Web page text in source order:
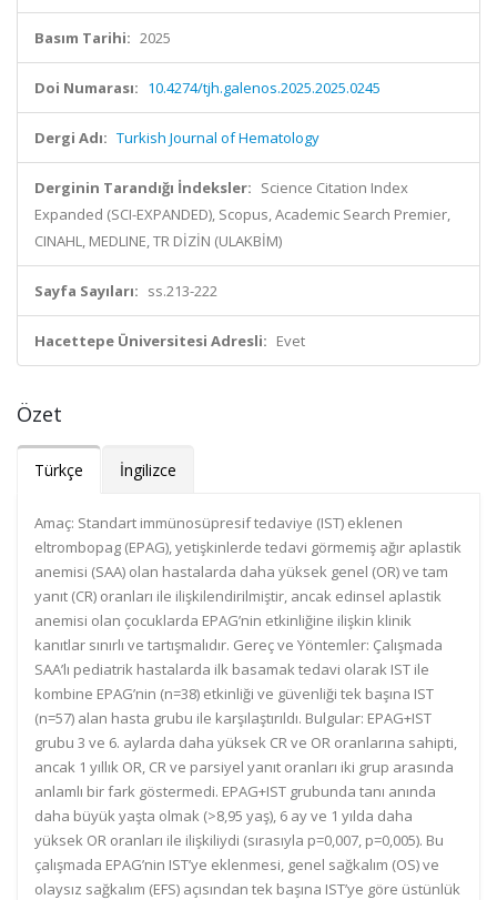
Basım Tarihi: 2025
Doi Numarası: 10.4274/tjh.galenos.2025.2025.0245
Dergi Adı: Turkish Journal of Hematology
Derginin Tarandığı İndeksler: Science Citation Index
Expanded (SCI-EXPANDED), Scopus, Academic Search Premier,
CINAHL, MEDLINE, TR DİZİN (ULAKBİM)
Sayfa Sayıları: ss.213-222
Hacettepe Üniversitesi Adresli: Evet
Özet
Türkçe İngilizce
Amaç: Standart immünosüpresif tedaviye (IST) eklenen
eltrombopag (EPAG), yetişkinlerde tedavi görmemiş ağır aplastik
anemisi (SAA) olan hastalarda daha yüksek genel (OR) ve tam
yanıt (CR) oranları ile ilişkilendirilmiştir, ancak edinsel aplastik
anemisi olan çocuklarda EPAG’nin etkinliğine ilişkin klinik
kanıtlar sınırlı ve tartışmalıdır. Gereç ve Yöntemler: Çalışmada
SAA’lı pediatrik hastalarda ilk basamak tedavi olarak IST ile
kombine EPAG’nin (n=38) etkinliği ve güvenliği tek başına IST
(n=57) alan hasta grubu ile karşılaştırıldı. Bulgular: EPAG+IST
grubu 3 ve 6. aylarda daha yüksek CR ve OR oranlarına sahipti,
ancak 1 yıllık OR, CR ve parsiyel yanıt oranları iki grup arasında
anlamlı bir fark göstermedi. EPAG+IST grubunda tanı anında
daha büyük yaşta olmak (>8,95 yaş), 6 ay ve 1 yılda daha
yüksek OR oranları ile ilişkiliydi (sırasıyla p=0,007, p=0,005). Bu
çalışmada EPAG’nin IST’ye eklenmesi, genel sağkalım (OS) ve
olaysız sağkalım (EFS) açısından tek başına IST’ye göre üstünlük